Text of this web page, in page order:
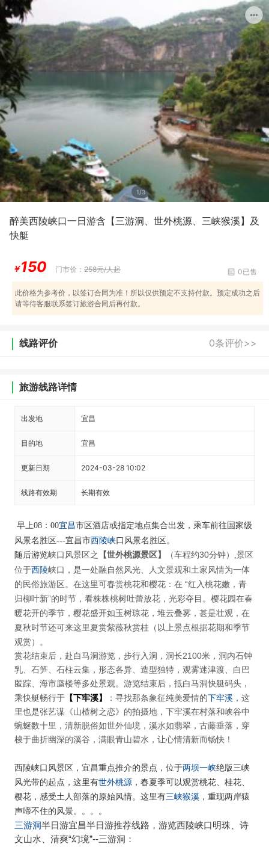
1/3
醉美西陵峡口一日游含【三游洞、世外桃源、三峡猴溪】及
快艇
￥150 门市价： 258元/人起 0已售
此价格为参考价，以签订合同为准！所以仅供预定不支持付款。预定成功之后
请等待客服联系签订旅游合同后再付款。
线路评价 0条评价>>
旅游线路详情
出发地 宜昌
目的地 宜昌
更新日期 2024-03-28 10:02
线路有效期 长期有效
早上08：00宜昌市区酒店或指定地点集合出发，乘车前往国家级
风景名胜区---宜昌市西陵峡口风景名胜区。
随后游览峡口风景区之 【世外桃源景区】
（车程约30分钟）,景区
位于西陵峡口，是一处融自然风光、人文景观和土家风情为一体
的民俗旅游区。在这里可春赏桃花和樱花：在 “红入桃花嫩，青
归柳叶新”的时节，看株株桃树吐蕾放花，光彩夺目。樱花园在春
暖花开的季节，樱花盛开如玉树琼花，堆云叠雾，甚是壮观，在
夏秋时节还可来这里夏赏紫薇秋赏桂（以上景点根据花期和季节
观赏）。
赏花结束后，赴白马洞游览，步行入洞，洞长2100米，洞内石钟
乳、石笋、石柱云集，形态各异、造型独特，观雾迷津渡、白巴
匿踪、海市蜃楼等多处景观。游览结束后，抵白马洞快艇码头，
乘快艇畅行于 【下牢溪】 ：寻找那条象征纯美爱情的下牢溪 ，这
里也是张艺谋《山楂树之恋》的拍摄地，下牢溪在村落和峡谷中
蜿蜒数十里，清新脱俗如世外仙境，溪水如翡翠，古藤垂落，穿
梭于曲折幽深的溪谷，满眼青山碧水，让心情清新而畅快！
西陵峡口风景区，宜昌重点推介的景点，位于两坝一峡绝版三峡
风光带的起点，这里有世外桃源 ，春夏季可以观赏桃花、桂花、
樱花，感受土人部落的原始风情。这里有三峡猴溪 ，重现两岸猿
声啼不住的风景。。。。
三游洞半日游宜昌半日游推荐线路，游览西陵峡口明珠、诗
文山水、清爽“幻境”--三游洞：